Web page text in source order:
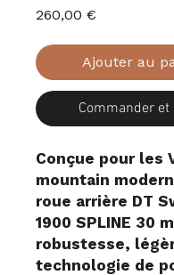
260,00 €
Ajouter au
Commander et
Conçue pour les
mountain
roue arrière DT
1900 SPLINE 30
robustesse,
technologie de